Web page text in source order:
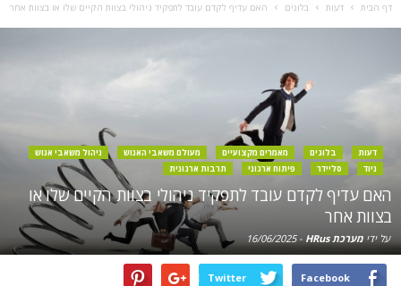
דף הבית דעות בלוגים האם עדיף לקדם עובד לתפקיד ניהולי בצוות הקיים שלו או בצוות אחר
דעות בלוגים מאמרים מקצועיים מעולם משאבי האנוש
ניהול משאבי אנוש
ניוד
סליידר פיתוח ארגוני תרבות ארגונית
האם עדיף לקדם עובד לתפקיד ניהולי בצוות הקיים שלו או
בצוות אחר
על ידי מערכת HRus -
16/06/2025
Facebook
Twitter